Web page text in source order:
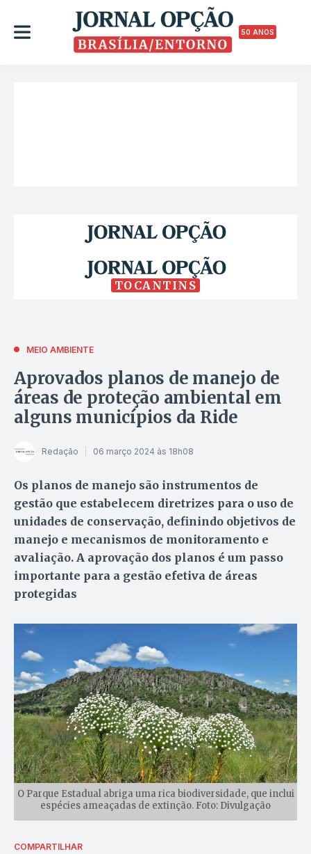
50 ANOS
TOCANTINS
MEIO AMBIENTE
Aprovados planos de manejo de
áreas de proteção ambiental em
alguns municípios da Ride
Redação 06 março 2024 às 18h08
Os planos de manejo são instrumentos de
gestão que estabelecem diretrizes para o uso de
unidades de conservação, definindo objetivos de
manejo e mecanismos de monitoramento e
avaliação. A aprovação dos planos é um passo
importante para a gestão efetiva de áreas
protegidas
O Parque Estadual abriga uma rica biodiversidade, que inclui
espécies ameaçadas de extinção. Foto: Divulgação
COMPARTILHAR